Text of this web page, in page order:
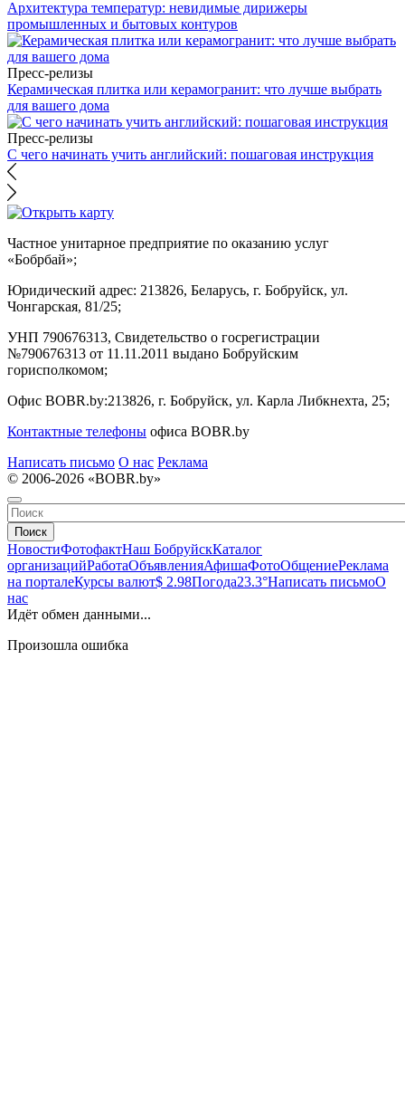
Архитектура температур: невидимые дирижеры
промышленных и бытовых контуров
Пресс-релизы
Керамическая плитка или керамогранит: что лучше выбрать
для вашего дома
Пресс-релизы
С чего начинать учить английский: пошаговая инструкция
Частное унитарное предприятие по оказанию услуг
«Бобрбай»;
Юридический адрес: 213826, Беларусь, г. Бобруйск, ул.
Чонгарская, 81/25;
УНП 790676313, Свидетельство о госрегистрации
№790676313 от 11.11.2011 выдано Бобруйским
горисполкомом;
Офис BOBR.by:213826, г. Бобруйск, ул. Карла Либкнехта, 25;
Контактные телефоны офиса BOBR.by
Написать письмо О нас Реклама
© 2006-2026 «BOBR.by»
Поиск
НовостиФотофактНаш БобруйскКаталог
организацийРаботаОбъявленияАфишаФотоОбщениеРеклама
на порталеКурсы валют$ 2.98Погода23.3°Написать письмоО
нас
Идёт обмен данными...
Произошла ошибка